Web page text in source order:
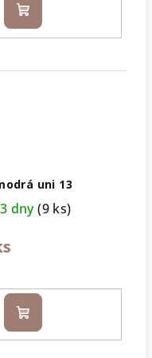
Do
košíku
uni 13
dny(9 ks)
Do
košíku